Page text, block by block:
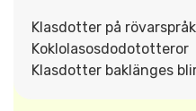
Klasdotter på
Koklolasosdodototteror
Klasdotter baklänges